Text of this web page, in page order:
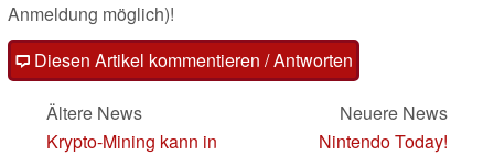
Anmeldung möglich)!
Diesen Artikel kommentieren / Antworten
Ältere News
Krypto-Mining kann in
Neuere News
Nintendo Today!